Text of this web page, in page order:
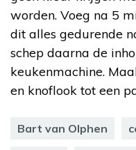
worden. Voeg na 5
dit alles gedurende
schep daarna de
keukenmachine.
en knoflook tot een
Bart van Olphen